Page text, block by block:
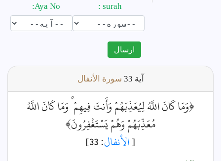
ارسال
آية سورة الأنفال
﴿وَمَا كَانَ اللَّهُ لِيُعَذِّبَهُمْ وَأَنتَ فِيهِمْ ۚ وَمَا كَانَ اللَّهُ
مُعَذِّبَهُمْ وَهُمْ يَسْتَغْفِرُونَ﴾
[الأنفال: 33]